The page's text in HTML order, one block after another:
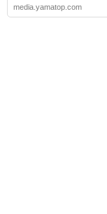
media.yamatop.com